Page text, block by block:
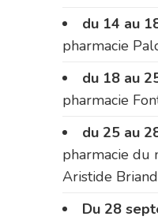
du 14 au
pharmacie
du 18 au
pharmacie
du 25 au
pharmacie du
Aristide
Du 28